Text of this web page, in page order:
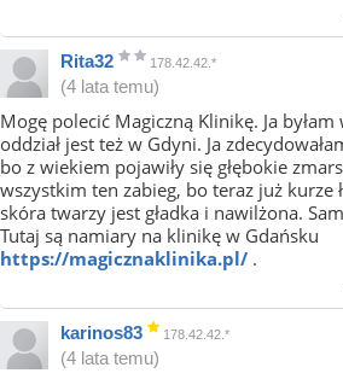
Rita32 178.42.42.*
(4 lata temu)
Mogę polecić Magiczną Klinikę. Ja
oddział jest też w Gdyni. Ja
bo z wiekiem pojawiły się głębokie
wszystkim ten zabieg, bo teraz już kurze
skóra twarzy jest gładka i nawilżona.
Tutaj są namiary na klinikę w Gdańsku
https://magicznaklinika.pl/ .
karinos83 178.42.42.*
(4 lata temu)